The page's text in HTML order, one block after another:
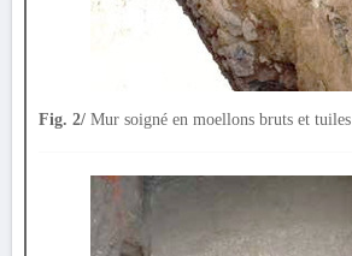
Fig. 2/ Mur soigné en moellons bruts et tuiles